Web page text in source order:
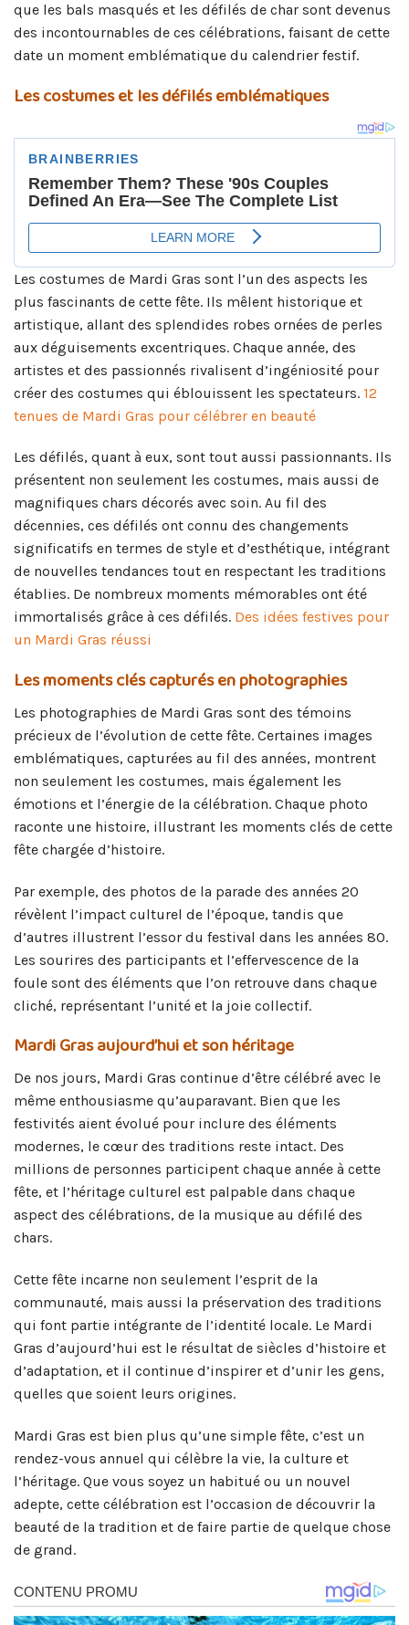
que les bals masqués et les défilés de char sont devenus
des incontournables de ces célébrations, faisant de cette
date un moment emblématique du calendrier festif.
Les costumes et les défilés emblématiques
Les costumes de Mardi Gras sont l’un des aspects les
plus fascinants de cette fête. Ils mêlent historique et
artistique, allant des splendides robes ornées de perles
aux déguisements excentriques. Chaque année, des
artistes et des passionnés rivalisent d’ingéniosité pour
créer des costumes qui éblouissent les spectateurs. 12
tenues de Mardi Gras pour célébrer en beauté
Les défilés, quant à eux, sont tout aussi passionnants. Ils
présentent non seulement les costumes, mais aussi de
magnifiques chars décorés avec soin. Au fil des
décennies, ces défilés ont connu des changements
significatifs en termes de style et d’esthétique, intégrant
de nouvelles tendances tout en respectant les traditions
établies. De nombreux moments mémorables ont été
immortalisés grâce à ces défilés. Des idées festives pour
un Mardi Gras réussi
Les moments clés capturés en photographies
Les photographies de Mardi Gras sont des témoins
précieux de l’évolution de cette fête. Certaines images
emblématiques, capturées au fil des années, montrent
non seulement les costumes, mais également les
émotions et l’énergie de la célébration. Chaque photo
raconte une histoire, illustrant les moments clés de cette
fête chargée d’histoire.
Par exemple, des photos de la parade des années 20
révèlent l’impact culturel de l’époque, tandis que
d’autres illustrent l’essor du festival dans les années 80.
Les sourires des participants et l’effervescence de la
foule sont des éléments que l’on retrouve dans chaque
cliché, représentant l’unité et la joie collectif.
Mardi Gras aujourd’hui et son héritage
De nos jours, Mardi Gras continue d’être célébré avec le
même enthousiasme qu’auparavant. Bien que les
festivités aient évolué pour inclure des éléments
modernes, le cœur des traditions reste intact. Des
millions de personnes participent chaque année à cette
fête, et l’héritage culturel est palpable dans chaque
aspect des célébrations, de la musique au défilé des
chars.
Cette fête incarne non seulement l’esprit de la
communauté, mais aussi la préservation des traditions
qui font partie intégrante de l’identité locale. Le Mardi
Gras d’aujourd’hui est le résultat de siècles d’histoire et
d’adaptation, et il continue d’inspirer et d’unir les gens,
quelles que soient leurs origines.
Mardi Gras est bien plus qu’une simple fête, c’est un
rendez-vous annuel qui célèbre la vie, la culture et
l’héritage. Que vous soyez un habitué ou un nouvel
adepte, cette célébration est l’occasion de découvrir la
beauté de la tradition et de faire partie de quelque chose
de grand.